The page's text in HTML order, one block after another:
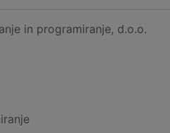
in programiranje, d.o.o.